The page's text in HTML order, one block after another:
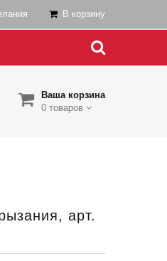
В корзину
Ваша корзина
0 товаров
арт.